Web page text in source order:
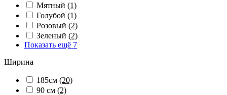
Мятный (1)
Голубой (1)
Розовый (2)
Зеленый (2)
Показать ещё 7
Ширина
185см (20)
90 см (2)